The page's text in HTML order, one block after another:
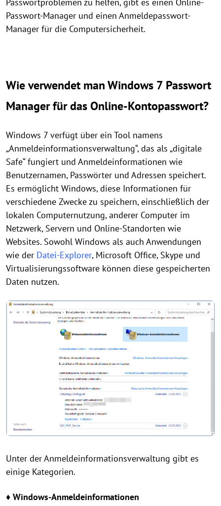
Passwort-Manager und einen Anmeldepasswort-
Manager für die Computersicherheit.
Wie verwendet man Windows 7 Passwort
Manager für das Online-Kontopasswort?
Windows 7 verfügt über ein Tool namens
„Anmeldeinformationsverwaltung“, das als „digitale
Safe“ fungiert und Anmeldeinformationen wie
Benutzernamen, Passwörter und Adressen speichert.
Es ermöglicht Windows, diese Informationen für
verschiedene Zwecke zu speichern, einschließlich der
lokalen Computernutzung, anderer Computer im
Netzwerk, Servern und Online-Standorten wie
Websites. Sowohl Windows als auch Anwendungen
wie der Datei-Explorer, Microsoft Office, Skype und
Virtualisierungssoftware können diese gespeicherten
Daten nutzen.
Unter der Anmeldeinformationsverwaltung gibt es
einige Kategorien.
♦ Windows-Anmeldeinformationen